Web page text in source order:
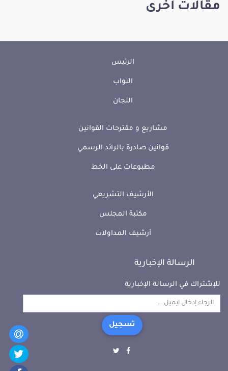
مقالات أخرى
الرئيس
النواب
اللجان
مشاريع و مقترحات القوانين
قوانين صادرة بالرائد الرسمي
مطبوعات على الخط
الأرشيف التشريعي
مكتبة المجلس
أرشيف المداولات
الرسالة الإخبارية
للإشتراك في الرسالة الإخبارية
تسجيل